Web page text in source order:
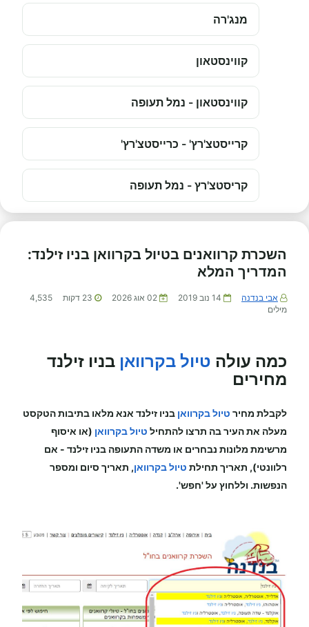
מנג'רה
קווינסטאון
קווינסטאון - נמל תעופה
קרייסטצ'רץ' - כרייסטצ'רץ'
קריסטצ'רץ - נמל תעופה
השכרת קרוואנים בטיול בקרוואן בניו זילנד:
המדריך המלא
אבי בנדנה 14 נוב 2019 02 אוג 2026 23 דקות
4,535
מילים
כמה עולה טיול בקרוואן בניו זילנד
מחירים
לקבלת מחיר טיול בקרוואן בניו זילנד אנא מלאו בתיבות הטקסט
מעלה את העיר בה תרצו להתחיל טיול בקרוואן (או איסוף
מרשימת מלונות נבחרים או משדה התעופה בניו זילנד - אם
רלוונטי), תאריך תחילת טיול בקרוואן, תאריך סיום ומספר
הנפשות. וללחוץ על 'חפש'.